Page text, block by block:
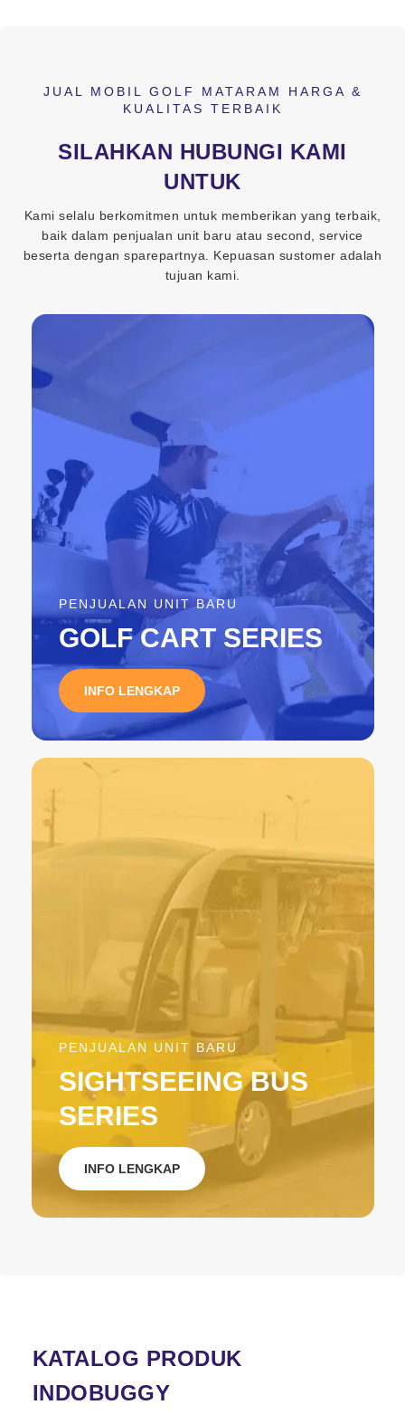
JUAL MOBIL GOLF MATARAM HARGA &
KUALITAS TERBAIK
SILAHKAN HUBUNGI KAMI
UNTUK
Kami selalu berkomitmen untuk memberikan yang terbaik,
baik dalam penjualan unit baru atau second, service
beserta dengan sparepartnya. Kepuasan sustomer adalah
tujuan kami.
PENJUALAN UNIT BARU
GOLF CART SERIES
INFO LENGKAP
PENJUALAN UNIT BARU
SIGHTSEEING BUS
SERIES
INFO LENGKAP
KATALOG PRODUK
INDOBUGGY